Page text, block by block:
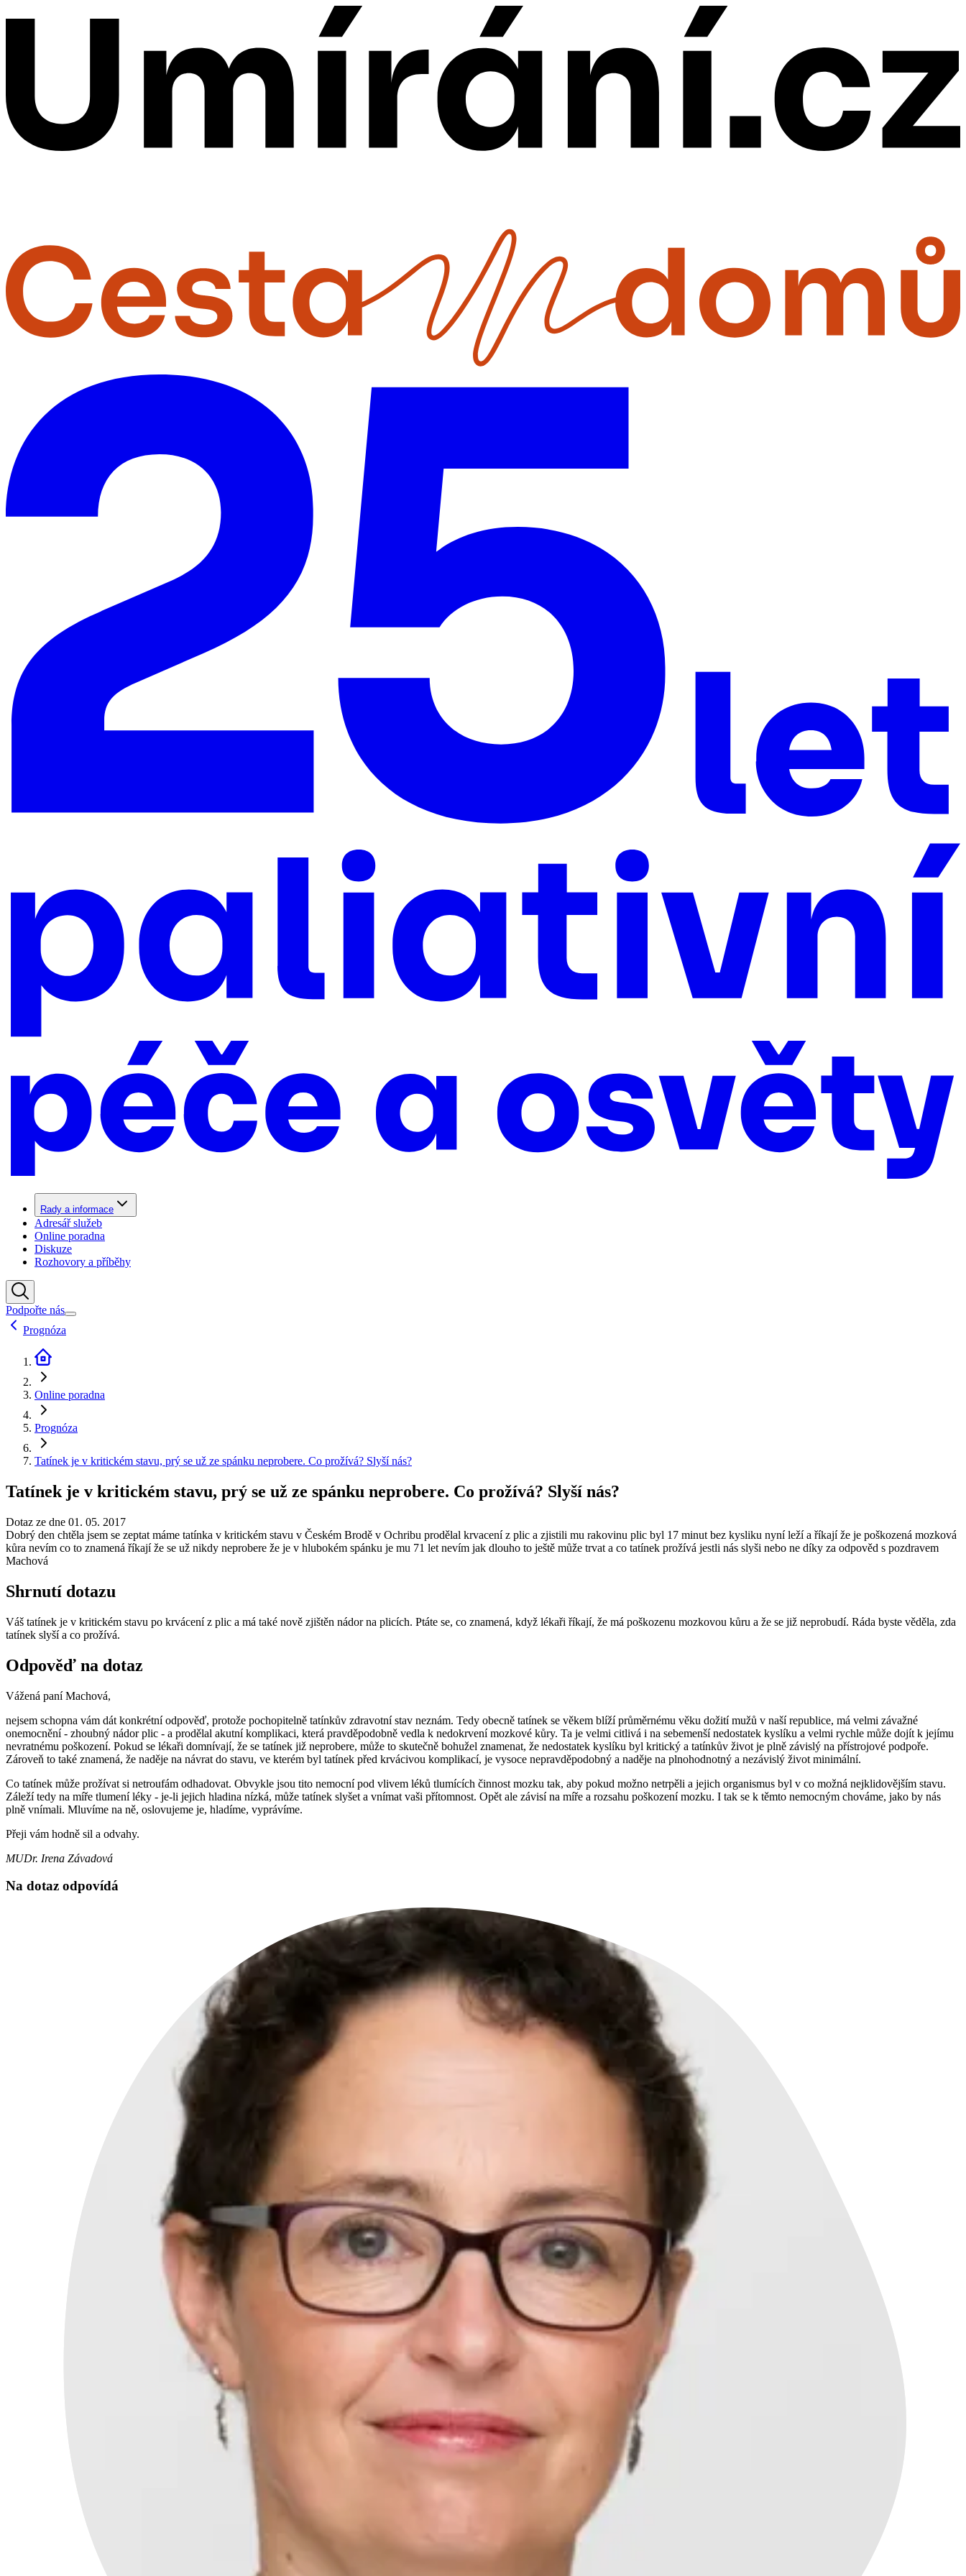
Rady a informace
Adresář služeb
Online poradna
Diskuze
Rozhovory a příběhy
Podpořte nás
Prognóza
Online poradna
Prognóza
Tatínek je v kritickém stavu, prý se už ze spánku neprobere. Co prožívá? Slyší nás?
Tatínek je v kritickém stavu, prý se už ze spánku neprobere. Co prožívá? Slyší nás?
Dotaz ze dne 01. 05. 2017
Dobrý den chtěla jsem se zeptat máme tatínka v kritickém stavu v Českém Brodě v Ochribu prodělal krvacení z plic a zjistili mu rakovinu plic byl 17 minut bez kysliku nyní leží a říkají že je poškozená mozková
kůra nevím co to znamená říkají že se už nikdy neprobere že je v hlubokém spánku je mu 71 let nevím jak dlouho to ještě může trvat a co tatínek prožívá jestli nás slyši nebo ne díky za odpověd s pozdravem
Machová
Shrnutí dotazu
Váš tatínek je v kritickém stavu po krvácení z plic a má také nově zjištěn nádor na plicích. Ptáte se, co znamená, když lékaři říkají, že má poškozenu mozkovou kůru a že se již neprobudí. Ráda byste věděla, zda
tatínek slyší a co prožívá.
Odpověď na dotaz
Vážená paní Machová,
nejsem schopna vám dát konkrétní odpověď, protože pochopitelně tatínkův zdravotní stav neznám. Tedy obecně tatínek se věkem blíží průměrnému věku dožití mužů v naší republice, má velmi závažné
onemocnění - zhoubný nádor plic - a prodělal akutní komplikaci, která pravděpodobně vedla k nedokrvení mozkové kůry. Ta je velmi citlivá i na sebemenší nedostatek kyslíku a velmi rychle může dojít k jejímu
nevratnému poškození. Pokud se lékaři domnívají, že se tatínek již neprobere, může to skutečně bohužel znamenat, že nedostatek kyslíku byl kritický a tatínkův život je plně závislý na přístrojové podpoře.
Zároveň to také znamená, že naděje na návrat do stavu, ve kterém byl tatínek před krvácivou komplikací, je vysoce nepravděpodobný a naděje na plnohodnotný a nezávislý život minimální.
Co tatínek může prožívat si netroufám odhadovat. Obvykle jsou tito nemocní pod vlivem léků tlumících činnost mozku tak, aby pokud možno netrpěli a jejich organismus byl v co možná nejklidovějším stavu.
Záleží tedy na míře tlumení léky - je-li jejich hladina nízká, může tatínek slyšet a vnímat vaši přítomnost. Opět ale závisí na míře a rozsahu poškození mozku. I tak se k těmto nemocným chováme, jako by nás
plně vnímali. Mluvíme na ně, oslovujeme je, hladíme, vyprávíme.
Přeji vám hodně sil a odvahy.
MUDr. Irena Závadová
Na dotaz odpovídá